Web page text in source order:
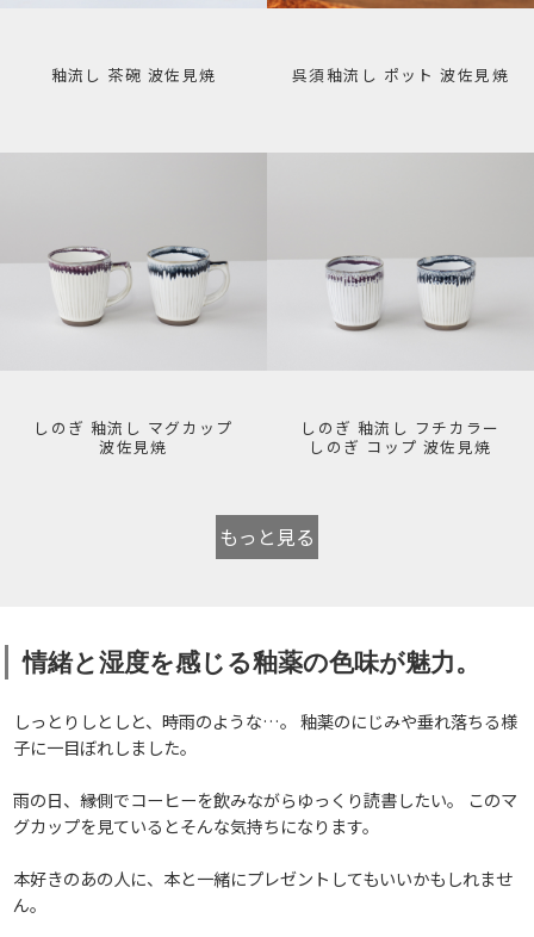
釉流し 茶碗 波佐見焼 呉須釉流し ポット 波佐見焼
しのぎ 釉流し マグカップ
波佐見焼
しのぎ 釉流し フチカラー
しのぎ コップ 波佐見焼
もっと見る
情緒と湿度を感じる釉薬の色味が魅力。
しっとりしとしと、時雨のような…。 釉薬のにじみや垂れ落ちる様
子に一目ぼれしました。
雨の日、縁側でコーヒーを飲みながらゆっくり読書したい。 このマ
グカップを見ているとそんな気持ちになります。
本好きのあの人に、本と一緒にプレゼントしてもいいかもしれませ
ん。